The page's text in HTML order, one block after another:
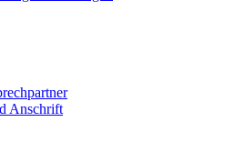
Anschrift